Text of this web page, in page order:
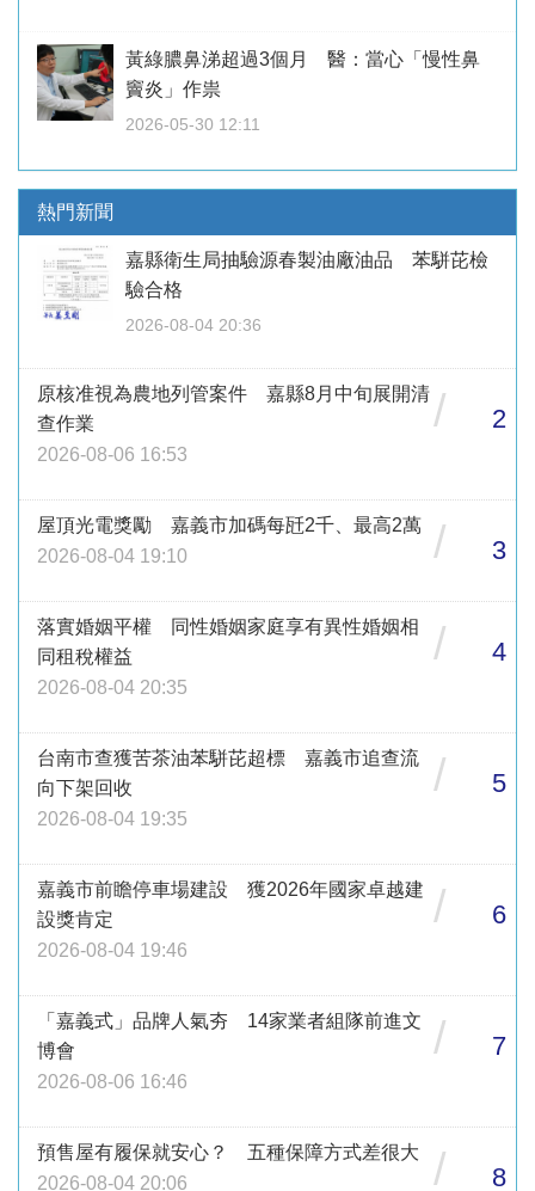
黃綠膿鼻涕超過3個月 醫：當心「慢性鼻
竇炎」作祟
2026-05-30 12:11
熱門新聞
嘉縣衛生局抽驗源春製油廠油品 苯駢芘檢
驗合格
2026-08-04 20:36
原核准視為農地列管案件 嘉縣8月中旬展開清
查作業
2026-08-06 16:53
/ 2
屋頂光電獎勵 嘉義市加碼每瓩2千、最高2萬
2026-08-04 19:10
/ 3
落實婚姻平權 同性婚姻家庭享有異性婚姻相
同租稅權益
2026-08-04 20:35
/ 4
台南市查獲苦茶油苯駢芘超標 嘉義市追查流
向下架回收
2026-08-04 19:35
/ 5
嘉義市前瞻停車場建設 獲2026年國家卓越建
設獎肯定
2026-08-04 19:46
/ 6
「嘉義式」品牌人氣夯 14家業者組隊前進文
博會
2026-08-06 16:46
/ 7
預售屋有履保就安心？ 五種保障方式差很大
2026-08-04 20:06
/ 8